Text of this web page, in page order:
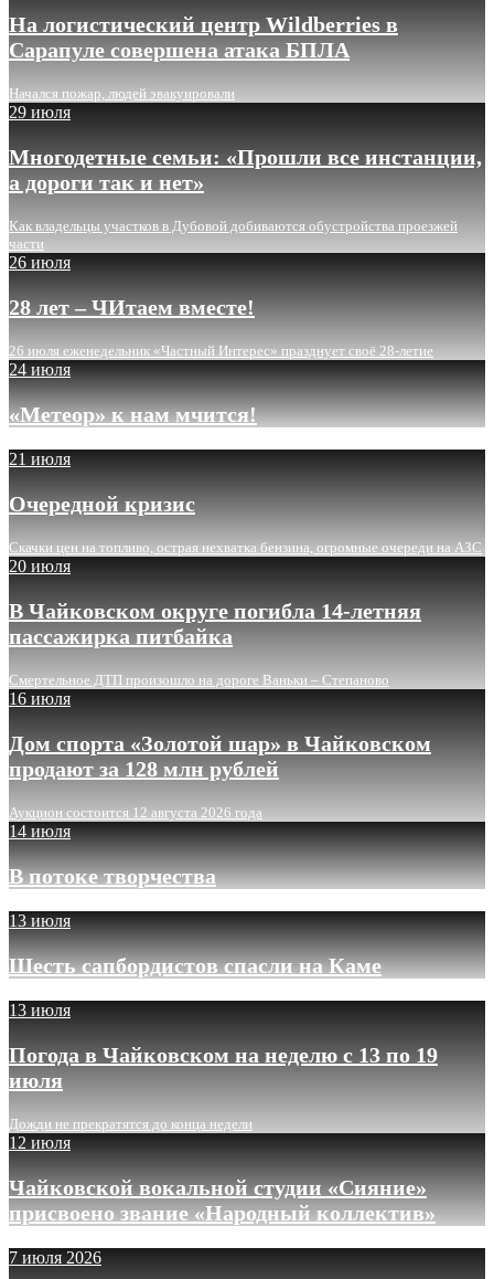
На логистический центр Wildberries в
Сарапуле совершена атака БПЛА
Начался пожар, людей эвакуировали
29 июля
Многодетные семьи: «Прошли все инстанции,
а дороги так и нет»
Как владельцы участков в Дубовой добиваются обустройства проезжей
части
26 июля
28 лет – ЧИтаем вместе!
26 июля еженедельник «Частный Интерес» празднует своё 28-летие
24 июля
«Метеор» к нам мчится!
21 июля
Очередной кризис
Скачки цен на топливо, острая нехватка бензина, огромные очереди на АЗС
20 июля
В Чайковском округе погибла 14-летняя
пассажирка питбайка
Смертельное ДТП произошло на дороге Ваньки – Степаново
16 июля
Дом спорта «Золотой шар» в Чайковском
продают за 128 млн рублей
Аукцион состоится 12 августа 2026 года
14 июля
В потоке творчества
13 июля
Шесть сапбордистов спасли на Каме
13 июля
Погода в Чайковском на неделю с 13 по 19
июля
Дожди не прекратятся до конца недели
12 июля
Чайковской вокальной студии «Сияние»
присвоено звание «Народный коллектив»
7 июля 2026